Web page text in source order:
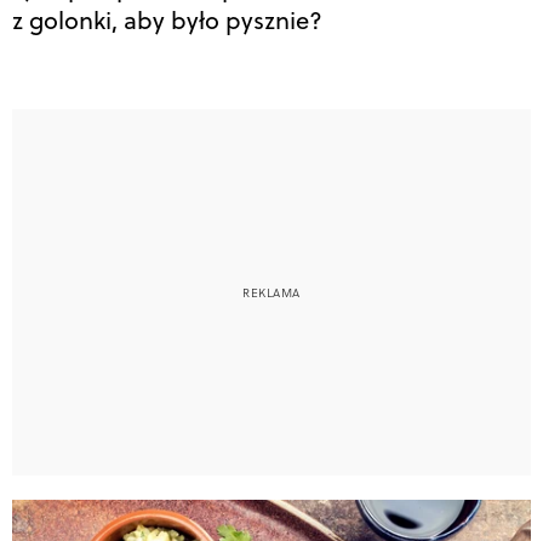
z golonki, aby było pysznie?